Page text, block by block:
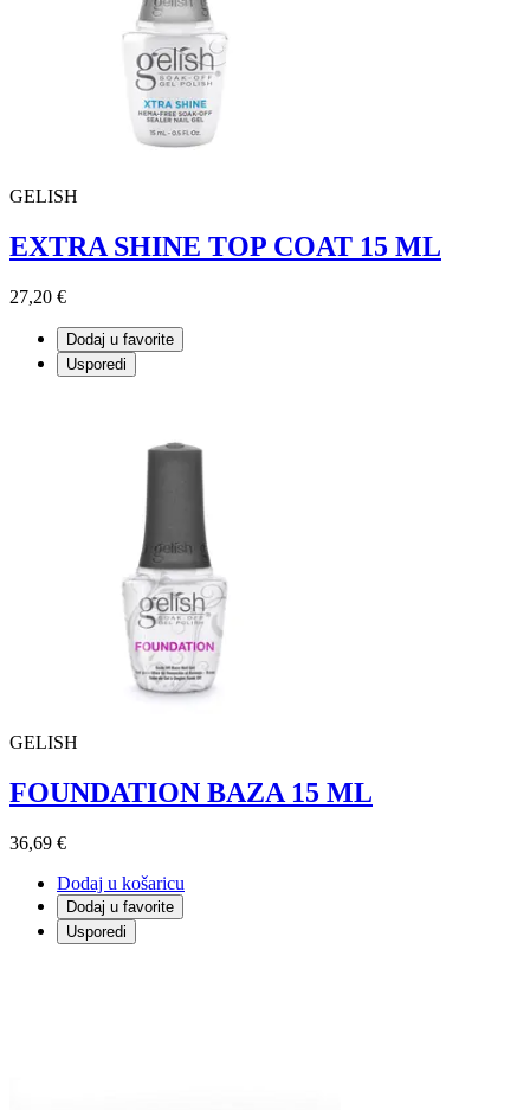
GELISH
EXTRA SHINE TOP COAT 15 ML
27,20 €
Dodaj u favorite
Usporedi
GELISH
FOUNDATION BAZA 15 ML
36,69 €
Dodaj u košaricu
Dodaj u favorite
Usporedi